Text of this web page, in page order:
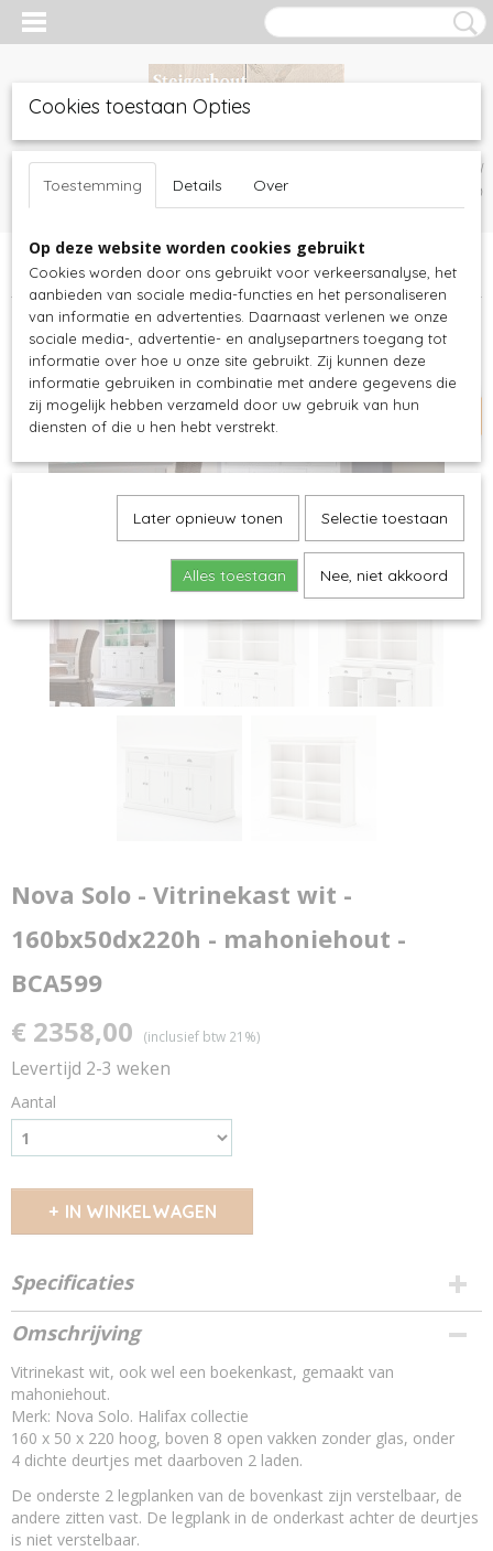
Inloggen Registreren
UW WINKELWAGEN
(0)
Home >Witte meubels>Kasten>Vitrinekasten>
Vitrinekast wit - 160bx50dx220h - mahoniehout - BCA599
actie 35,- korting
Nova Solo - Vitrinekast wit -
160bx50dx220h - mahoniehout -
BCA599
€ 2358,00 (inclusief btw 21%)
Levertijd 2-3 weken
Aantal
IN WINKELWAGEN
Specificaties
Productcode
11815228
EAN code
8,71887E+12
Omschrijving
Vitrinekast wit, ook wel een boekenkast, gemaakt van
mahoniehout.
Merk: Nova Solo. Halifax collectie
160 x 50 x 220 hoog, boven 8 open vakken zonder glas, onder
4 dichte deurtjes met daarboven 2 laden.
De onderste 2 legplanken van de bovenkast zijn verstelbaar, de
andere zitten vast. De legplank in de onderkast achter de deurtjes
is niet verstelbaar.
Cookies toestaan Opties
Toestemming Details Over
Op deze website worden cookies gebruikt
Cookies worden door ons gebruikt voor verkeersanalyse, het
aanbieden van sociale media-functies en het personaliseren
van informatie en advertenties. Daarnaast verlenen we onze
sociale media-, advertentie- en analysepartners toegang tot
informatie over hoe u onze site gebruikt. Zij kunnen deze
informatie gebruiken in combinatie met andere gegevens die
zij mogelijk hebben verzameld door uw gebruik van hun
diensten of die u hen hebt verstrekt.
Later opnieuw tonen Selectie toestaan
Alles toestaan Nee, niet akkoord